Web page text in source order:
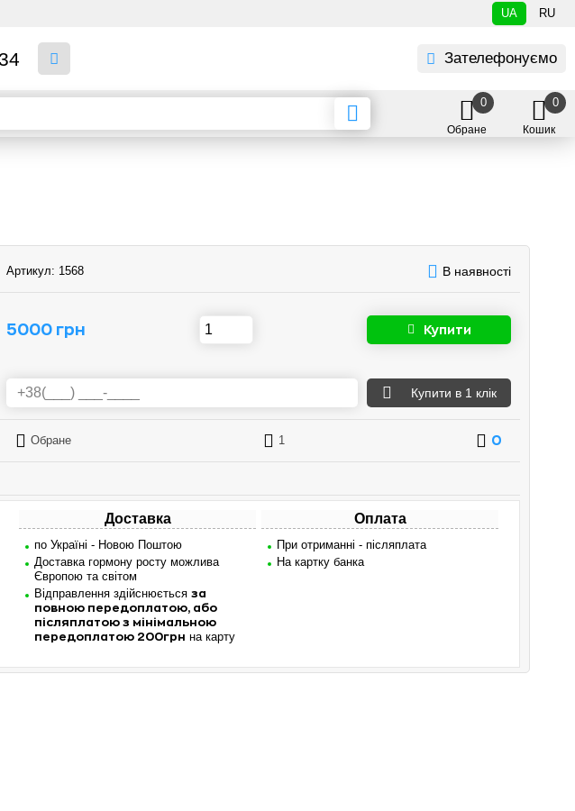
UA RU
Зателефонуємо
Обране
0
Кошик
0
Артикул: 1568 В наявності
5000 грн Купити
Купити в 1 клік
Обране 1 0
Доставка
по Україні - Новою Поштою
Доставка гормону росту можлива
Європою та світом
Відправлення здійснюється за
повною передоплатою, або
післяплатою з мінімальною
передоплатою 200грн на карту
Оплата
При отриманні - післяплата
На картку банка